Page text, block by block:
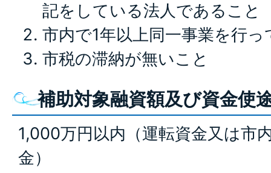
記をしている法人であること
市内で1年以上同一事業を行
市税の滞納が無いこと
補助対象融資額及び資金使
1,000万円以内（運転資金又は市
金）